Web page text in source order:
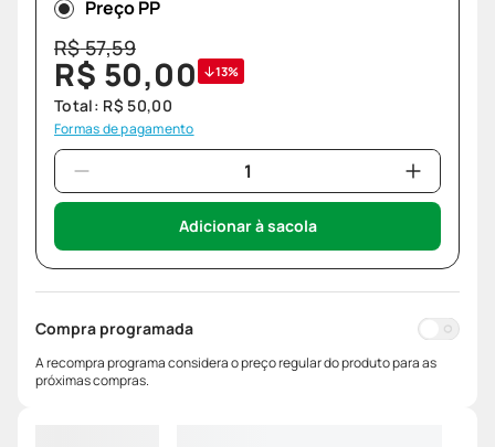
Preço PP
R$57,59
R$ 50,00 13%
Total: R$ 50,00
Formas de pagamento
Adicionar à sacola
Compra programada
A recompra programa considera o preço regular do produto para as
próximas compras.